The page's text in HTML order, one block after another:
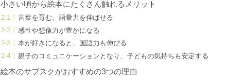
小さい頃から絵本にたくさん触れるメリット
言葉を育む、語彙力を伸ばせる
感性や想像力が豊かになる
本が好きになると、国語力も伸びる
親子のコミュニケーションとなり、子どもの気持ちも安定する
絵本のサブスクがおすすめの3つの理由